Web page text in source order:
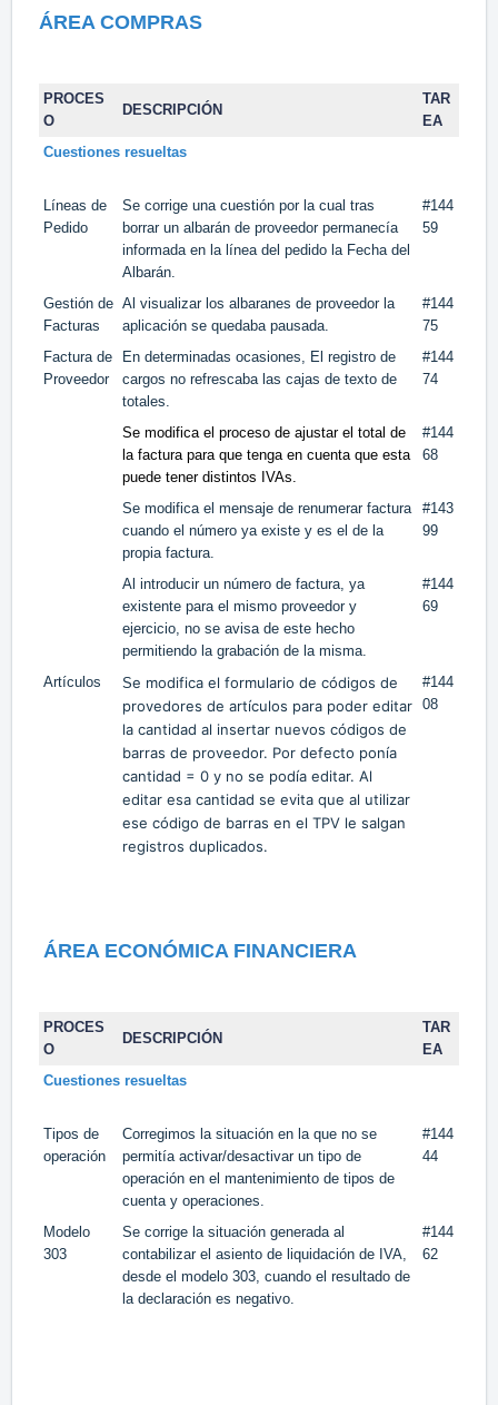
ÁREA COMPRAS
PROCES
O
DESCRIPCIÓN
TAR
EA
Cuestiones resueltas
Líneas de
Pedido
Se corrige una cuestión por la cual tras
borrar un albarán de proveedor permanecía
informada en la línea del pedido la Fecha del
Albarán.
#144
59
Gestión de
Facturas
Al visualizar los albaranes de proveedor la
aplicación se quedaba pausada.
#144
75
Factura de
Proveedor
En determinadas ocasiones, El registro de
cargos no refrescaba las cajas de texto de
totales.
#144
74
Se modifica el proceso de ajustar el total de
la factura para que tenga en cuenta que esta
puede tener distintos IVAs.
#144
68
Se modifica el mensaje de renumerar factura
cuando el número ya existe y es el de la
propia factura.
#143
99
Al introducir un número de factura, ya
existente para el mismo proveedor y
ejercicio, no se avisa de este hecho
permitiendo la grabación de la misma.
#144
69
Artículos Se modifica el formulario de códigos de
provedores de artículos para poder editar
la cantidad al insertar nuevos códigos de
barras de proveedor. Por defecto ponía
cantidad = 0 y no se podía editar. Al
editar esa cantidad se evita que al utilizar
ese código de barras en el TPV le salgan
registros duplicados.
#144
08
ÁREA ECONÓMICA FINANCIERA
PROCES
O
DESCRIPCIÓN
TAR
EA
Cuestiones resueltas
Tipos de
operación
Corregimos la situación en la que no se
permitía activar/desactivar un tipo de
operación en el mantenimiento de tipos de
cuenta y operaciones.
#144
44
Modelo
303
Se corrige la situación generada al
contabilizar el asiento de liquidación de IVA,
desde el modelo 303, cuando el resultado de
la declaración es negativo.
#144
62